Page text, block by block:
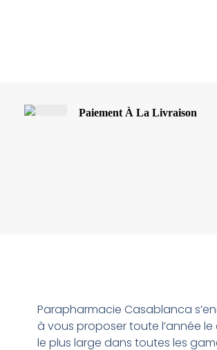
Paiement À La Livraison
Parapharmacie Casablanca
à vous proposer toute l’année le
le plus large dans toutes les